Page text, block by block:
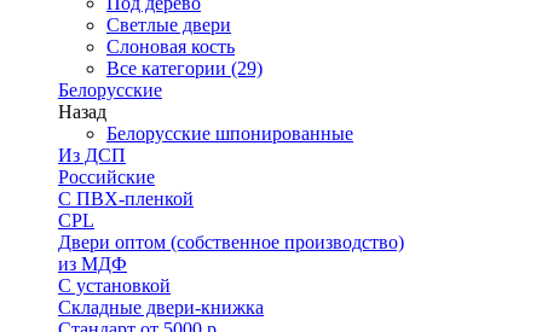
Светлые двери
Слоновая кость
Все категории (29)
Белорусские
Назад
Белорусские шпонированные
Из ДСП
Российские
C ПВХ-пленкой
CPL
Двери оптом (собственное производство)
из МДФ
С установкой
Складные двери-книжка